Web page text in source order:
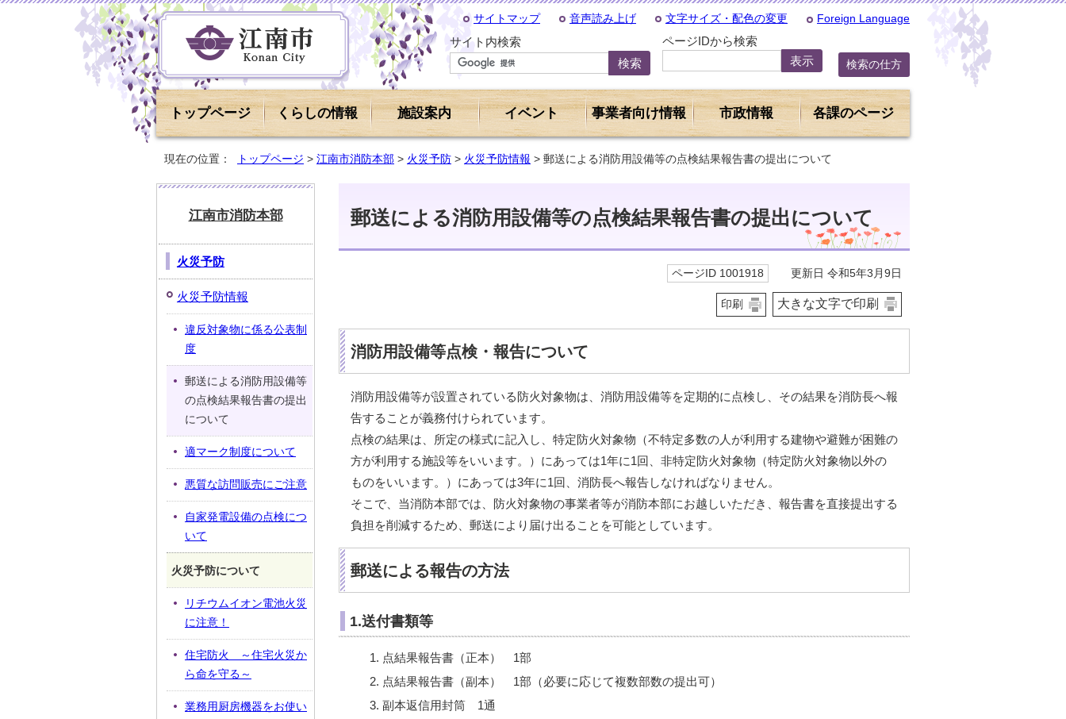
サイトマップ 音声読み上げ 文字サイズ・配色の変更 Foreign Language
サイト内検索 ページIDから検索
検索の仕方
トップページ くらしの情報 施設案内 イベント 事業者向け情報 市政情報 各課のページ
現在の位置： トップページ > 江南市消防本部 > 火災予防 > 火災予防情報 > 郵送による消防用設備等の点検結果報告書の提出について
郵送による消防用設備等の点検結果報告書の提出について
ページID 1001918 更新日 令和5年3月9日
印刷 大きな文字で印刷
消防用設備等点検・報告について
消防用設備等が設置されている防火対象物は、消防用設備等を定期的に点検し、その結果を消防長へ報
告することが義務付けられています。
点検の結果は、所定の様式に記入し、特定防火対象物（不特定多数の人が利用する建物や避難が困難の
方が利用する施設等をいいます。）にあっては1年に1回、非特定防火対象物（特定防火対象物以外の
ものをいいます。）にあっては3年に1回、消防長へ報告しなければなりません。
そこで、当消防本部では、防火対象物の事業者等が消防本部にお越しいただき、報告書を直接提出する
負担を削減するため、郵送により届け出ることを可能としています。
郵送による報告の方法
1.送付書類等
点結果報告書（正本） 1部
点結果報告書（副本） 1部（必要に応じて複数部数の提出可）
副本返信用封筒 1通
江南市消防本部
火災予防
火災予防情報
違反対象物に係る公表制
度
郵送による消防用設備等
の点検結果報告書の提出
について
適マーク制度について
悪質な訪問販売にご注意
自家発電設備の点検につ
いて
火災予防について
リチウムイオン電池火災
に注意！
住宅防火 ～住宅火災か
ら命を守る～
業務用厨房機器をお使い